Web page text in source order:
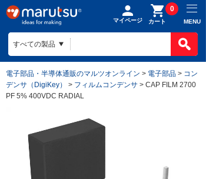
マイページ カート
0
MENU
電子部品・半導体通販のマルツオンライン > 電子部品 > コン
デンサ（DigiKey）
> フィルムコンデンサ > CAP FILM 2700
PF 5% 400VDC RADIAL